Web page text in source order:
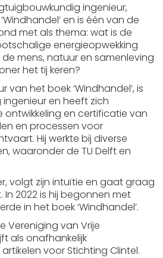
ingenieur,
en is één van de
met als thema: wat is de
energieopwekking
mens, natuur en samenleving
het tij keren?
van het boek ‘Windhandel’, is
en heeft zich
ontwikkeling en certificatie van
en processen voor
Hij werkte bij diverse
waaronder de TU Delft en
volgt zijn intuïtie en gaat graag
In 2022 is hij begonnen met
in het boek ‘Windhandel’.
Vereniging van Vrije
als onafhankelijk
voor Stichting Clintel.